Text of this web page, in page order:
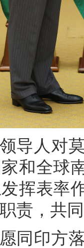
导人对
和全球
挥表率
责，共
同印方